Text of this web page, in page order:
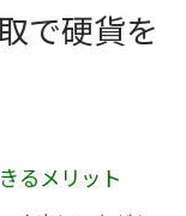
で硬貨を
るメリット